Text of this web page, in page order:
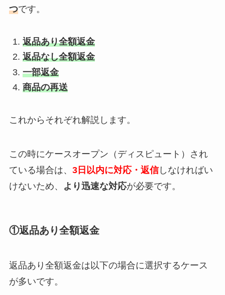
つです。
返品あり全額返金
返品なし全額返金
一部返金
商品の再送
これからそれぞれ解説します。
この時にケースオープン（ディスピュート）され
ている場合は、 3日以内に対応・返信しなければい
けないため、
より迅速な対応が必要です。
①返品あり全額返金
返品あり全額返金は以下の場合に選択するケース
が多いです。